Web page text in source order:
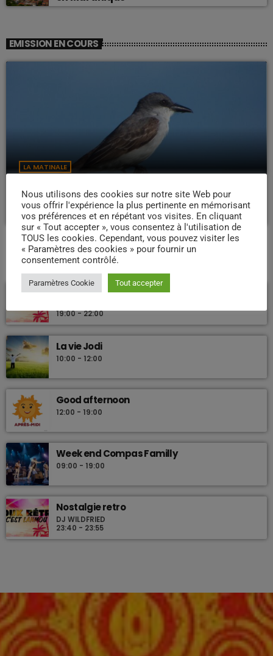
EMISSION EN COURS
LA MATINALE
Pipirit Matinale
06:00 - 10:00
PROCHAINES ÉMISSIONS
Nostalgie retro
19:00 - 22:00
La vie Jodi
10:00 - 12:00
Good afternoon
12:00 - 19:00
Week end Compas Familly
09:00 - 19:00
Nostalgie retro
DJ WILDFRIED
23:40 - 23:55
Nous utilisons des cookies sur notre site Web pour
vous offrir l'expérience la plus pertinente en mémorisant
vos préférences et en répétant vos visites. En cliquant
sur « Tout accepter », vous consentez à l'utilisation de
TOUS les cookies. Cependant, vous pouvez visiter les
« Paramètres des cookies » pour fournir un
consentement contrôlé.
Paramètres Cookie Tout accepter